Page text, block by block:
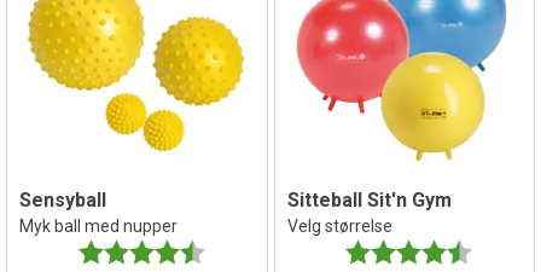
Sensyball
Myk ball med nupper
Karakter:
4.7 av 5 mulige
Sitteball Sit'n Gym
Velg størrelse
Karakter: